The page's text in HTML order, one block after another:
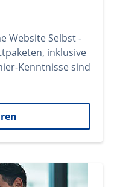
Website Selbst -
inklusive
Kenntnisse sind